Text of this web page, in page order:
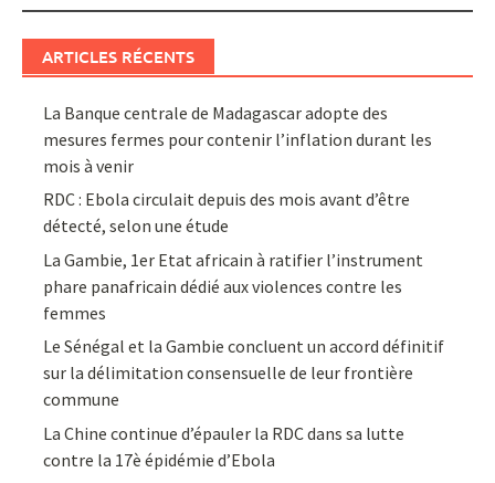
ARTICLES RÉCENTS
La Banque centrale de Madagascar adopte des
mesures fermes pour contenir l’inflation durant les
mois à venir
RDC : Ebola circulait depuis des mois avant d’être
détecté, selon une étude
La Gambie, 1er Etat africain à ratifier l’instrument
phare panafricain dédié aux violences contre les
femmes
Le Sénégal et la Gambie concluent un accord définitif
sur la délimitation consensuelle de leur frontière
commune
La Chine continue d’épauler la RDC dans sa lutte
contre la 17è épidémie d’Ebola